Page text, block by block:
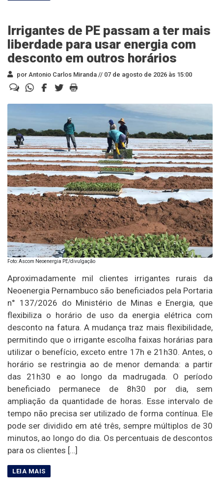
Irrigantes de PE passam a ter mais
liberdade para usar energia com
desconto em outros horários
por Antonio Carlos Miranda // 07 de agosto de 2026 às 15:00
Foto: Ascom Neoenergia PE/divulgação
Aproximadamente mil clientes irrigantes rurais da
Neoenergia Pernambuco são beneficiados pela Portaria
n° 137/2026 do Ministério de Minas e Energia, que
flexibiliza o horário de uso da energia elétrica com
desconto na fatura. A mudança traz mais flexibilidade,
permitindo que o irrigante escolha faixas horárias para
utilizar o benefício, exceto entre 17h e 21h30. Antes, o
horário se restringia ao de menor demanda: a partir
das 21h30 e ao longo da madrugada. O período
beneficiado permanece de 8h30 por dia, sem
ampliação da quantidade de horas. Esse intervalo de
tempo não precisa ser utilizado de forma contínua. Ele
pode ser dividido em até três, sempre múltiplos de 30
minutos, ao longo do dia. Os percentuais de descontos
para os clientes […]